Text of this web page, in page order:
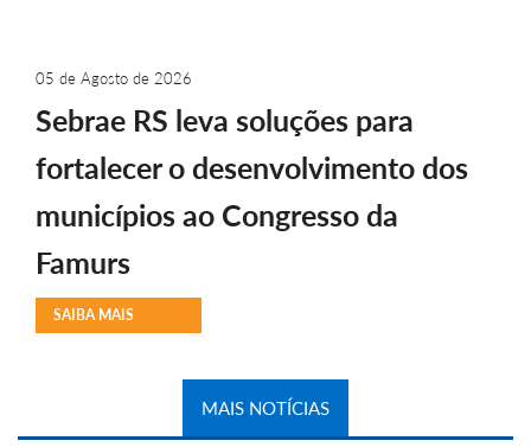
05 de Agosto de 2026
Sebrae RS leva soluções para
fortalecer o desenvolvimento dos
municípios ao Congresso da
Famurs
SAIBA MAIS
MAIS NOTÍCIAS